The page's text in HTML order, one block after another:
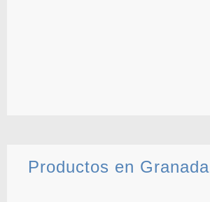
Productos en Granada